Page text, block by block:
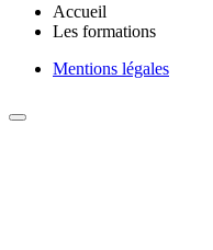
Accueil
Les formations
Mentions légales